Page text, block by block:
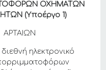
ΟΧΗΜΑΤΩΝ
(Υποέργο 1)
ηλεκτρονικό